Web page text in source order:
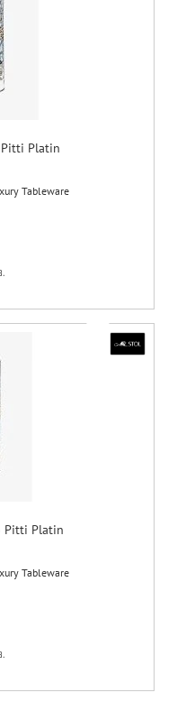
Pitti Platin
Tableware
Pitti Platin
Tableware